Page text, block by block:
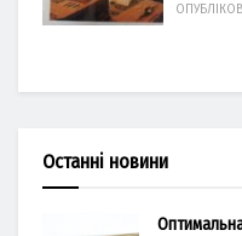
Останні новини